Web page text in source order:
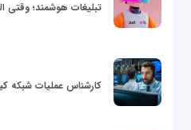
تبلیغات هوشمند؛ وقتی
کارشناس عملیات شبکه